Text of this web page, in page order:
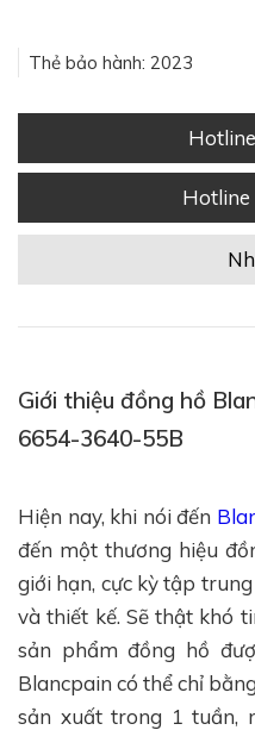
Thẻ bảo hành: 2023
Hotline
Giới thiệu đồng hồ
6654-3640-55B
Hiện nay, khi nói đến
đến một thương hiệu
giới hạn, cực kỳ tập
và thiết kế. Sẽ thật khó
sản phẩm đồng hồ
Blancpain có thể chỉ
sản xuất trong 1 tuần,